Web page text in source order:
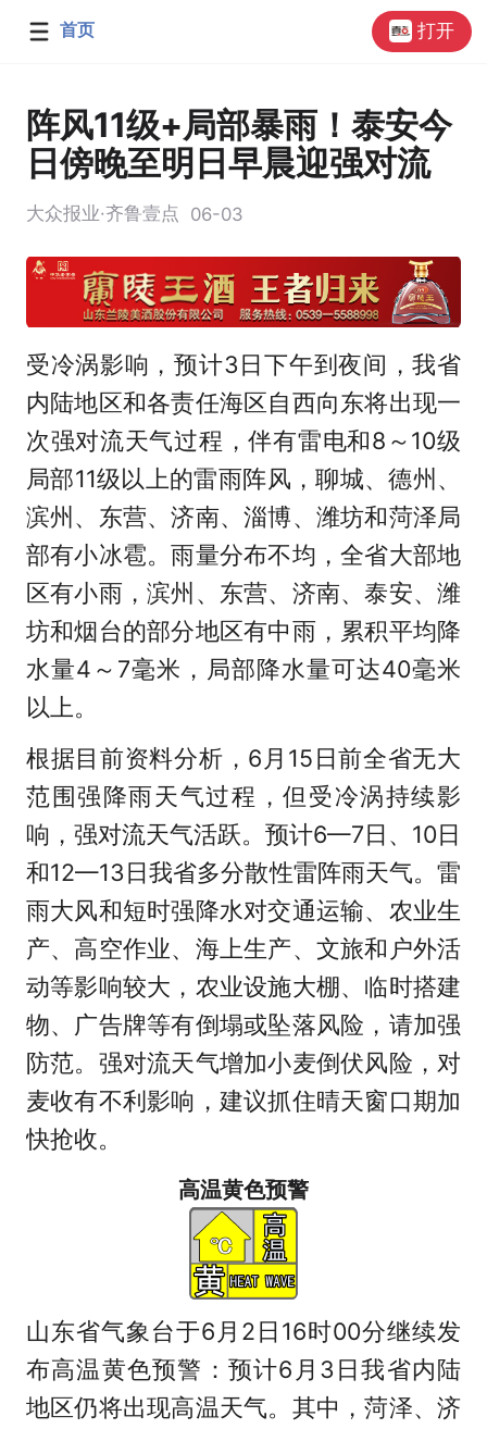
首页 打开
阵风11级+局部暴雨！泰安今
日傍晚至明日早晨迎强对流
大众报业·齐鲁壹点 06-03
受冷涡影响，预计3日下午到夜间，我省
内陆地区和各责任海区自西向东将出现一
次强对流天气过程，伴有雷电和8～10级
局部11级以上的雷雨阵风，聊城、德州、
滨州、东营、济南、淄博、潍坊和菏泽局
部有小冰雹。雨量分布不均，全省大部地
区有小雨，滨州、东营、济南、泰安、潍
坊和烟台的部分地区有中雨，累积平均降
水量4～7毫米，局部降水量可达40毫米
以上。
根据目前资料分析，6月15日前全省无大
范围强降雨天气过程，但受冷涡持续影
响，强对流天气活跃。预计6—7日、10日
和12—13日我省多分散性雷阵雨天气。雷
雨大风和短时强降水对交通运输、农业生
产、高空作业、海上生产、文旅和户外活
动等影响较大，农业设施大棚、临时搭建
物、广告牌等有倒塌或坠落风险，请加强
防范。强对流天气增加小麦倒伏风险，对
麦收有不利影响，建议抓住晴天窗口期加
快抢收。
高温黄色预警
山东省气象台于6月2日16时00分继续发
布高温黄色预警：预计6月3日我省内陆
地区仍将出现高温天气。其中，菏泽、济